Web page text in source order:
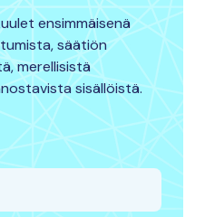
ensimmäisenä
säätiön
merellisistä
sisällöistä.